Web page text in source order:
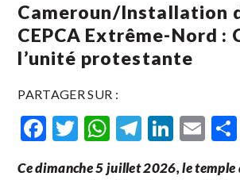
Cameroun/Installation
CEPCA Extrême-Nord :
l’unité protestante
PARTAGER SUR :
Facebook
Twitter
WhatsApp
Telegram
Ce dimanche 5 juillet 2026, le temple